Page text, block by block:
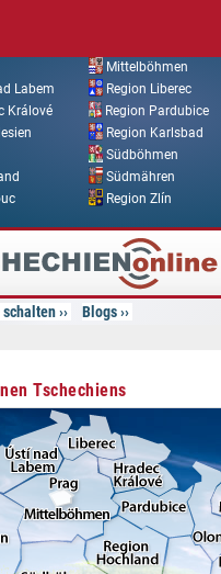
Mittelböhmen
Labem
Region Liberec
Králové
Region Pardubice
Region Karlsbad
Südböhmen
Südmähren
Region Zlín
Blogs
Tschechiens